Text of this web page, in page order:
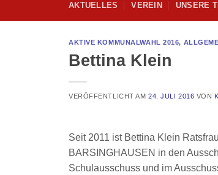
AKTUELLES VEREIN UNSERE
AKTIVE KOMMUNALWAHL 2016,
Bettina Klein
VERÖFFENTLICHT AM24. JULI 2016 VON
Seit 2011 ist Bettina Klein
BARSINGHAUSEN in den
Schulausschuss und im